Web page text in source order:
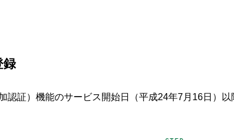
録
認証）機能のサービス開始日（平成24年7月16日）